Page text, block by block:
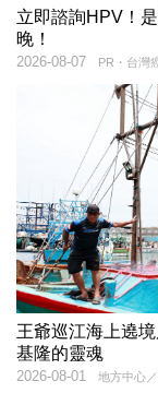
立即諮詢HPV！
晚！
PR・台灣
2026-08-07
王爺巡江海上遶
基隆的靈魂
地方中心
2026-08-01